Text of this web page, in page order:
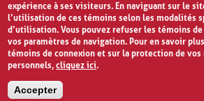
expérience à ses visiteurs. En naviguant sur le
l’utilisation de ces témoins selon les modalités
d’utilisation. Vous pouvez refuser les témoins
vos paramètres de navigation. Pour en savoir
témoins de connexion et sur la protection de vos
personnels,cliquez ici.
Accepter